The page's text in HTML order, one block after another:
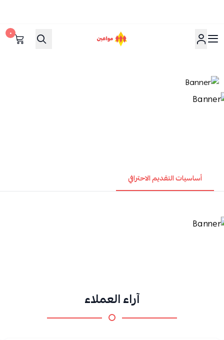
مواعين
٠
أساسيات التقديم الاحترافي
آراء العملاء